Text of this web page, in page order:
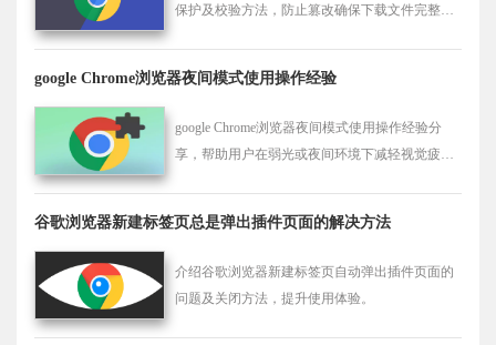
保护及校验方法，防止篡改确保下载文件完整安
google Chrome浏览器夜间模式使用操作经验
google Chrome浏览器夜间模式使用操作经验分
享，帮助用户在弱光或夜间环境下减轻视觉疲
谷歌浏览器新建标签页总是弹出插件页面的解决方法
介绍谷歌浏览器新建标签页自动弹出插件页面的
问题及关闭方法，提升使用体验。